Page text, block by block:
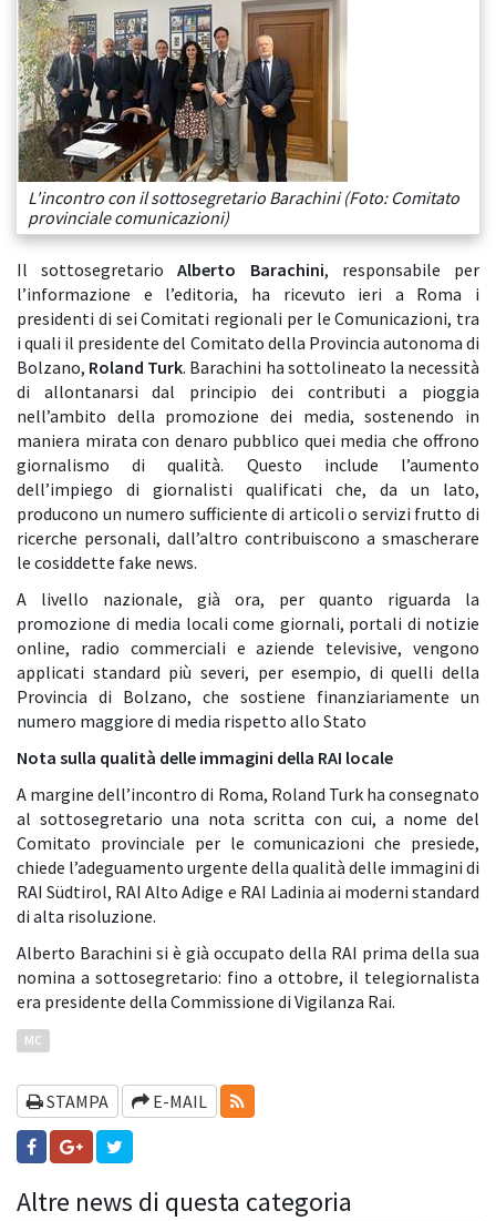
L'incontro con il sottosegretario Barachini (Foto: Comitato
provinciale comunicazioni)
Il sottosegretarioAlberto Barachini, responsabile per
l’informazione e l’editoria, ha ricevuto ieri a Roma i
presidenti di sei Comitati regionali per le Comunicazioni, tra
i quali il presidente del Comitato della Provincia autonoma di
Bolzano, Roland Turk. Barachini ha sottolineato la necessità
di allontanarsi dal principio dei contributi a pioggia
nell’ambito della promozione dei media, sostenendo in
maniera mirata con denaro pubblico quei media che offrono
giornalismo di qualità. Questo include l’aumento
dell’impiego di giornalisti qualificati che, da un lato,
producono un numero sufficiente di articoli o servizi frutto di
ricerche personali, dall’altro contribuiscono a smascherare
le cosiddette fake news.
A livello nazionale, già ora, per quanto riguarda la
promozione di media locali come giornali, portali di notizie
online, radio commerciali e aziende televisive, vengono
applicati standard più severi, per esempio, di quelli della
Provincia di Bolzano, che sostiene finanziariamente un
numero maggiore di media rispetto allo Stato
Nota sulla qualità delle immagini della RAI locale
A margine dell’incontro di Roma, Roland Turk ha consegnato
al sottosegretario una nota scritta con cui, a nome del
Comitato provinciale per le comunicazioni che presiede,
chiede l’adeguamento urgente della qualità delle immagini di
RAI Südtirol, RAI Alto Adige e RAI Ladinia ai moderni standard
di alta risoluzione.
Alberto Barachini si è già occupato della RAI prima della sua
nomina a sottosegretario: fino a ottobre, il telegiornalista
era presidente della Commissione di Vigilanza Rai.
MC
STAMPA E-MAIL RSS-FEEDS
Altre news di questa categoria